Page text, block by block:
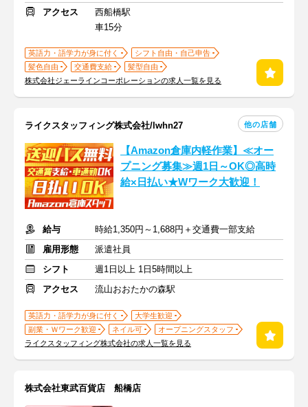
アクセス
西船橋駅
車15分
英語力・語学力が身に付く
シフト自由・自己申告
髪色自由
交通費支給
髪型自由
株式会社ジェーラインコーポレーションの求人一覧を見る
ライクスタッフィング株式会社/lwhn27 他の店舗
【Amazon倉庫内軽作業】≪オー
プニング募集≫週1日～OK◎高時
給×日払い★Wワーク大歓迎！
給与
時給1,350円～1,688円＋交通費一部支給
雇用形態
派遣社員
シフト
週1日以上 1日5時間以上
アクセス
流山おおたかの森駅
英語力・語学力が身に付く
大学生歓迎
副業・Ｗワーク歓迎
ネイル可
オープニングスタッフ
ライクスタッフィング株式会社の求人一覧を見る
株式会社東武百貨店 船橋店